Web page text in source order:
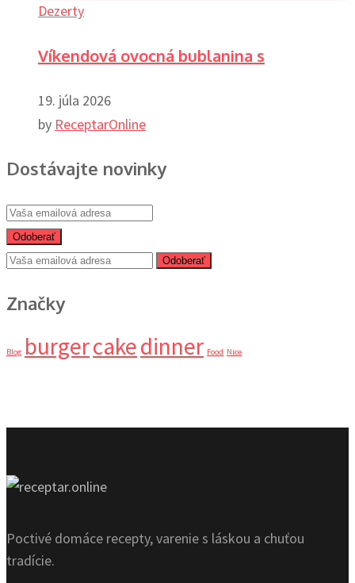
Dezerty
Víkendová ovocná bublanina s
19. júla 2026
by ReceptarOnline
Dostávajte novinky
Odoberať
Odoberať
Značky
Blog burgercakedinner Food Nice
Poctivé domáce recepty, varenie s láskou a chuťou
tradície.